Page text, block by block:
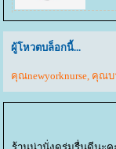
ผู้โหวตบล็อกนี้...
คุณnewyorknurse คุณบ